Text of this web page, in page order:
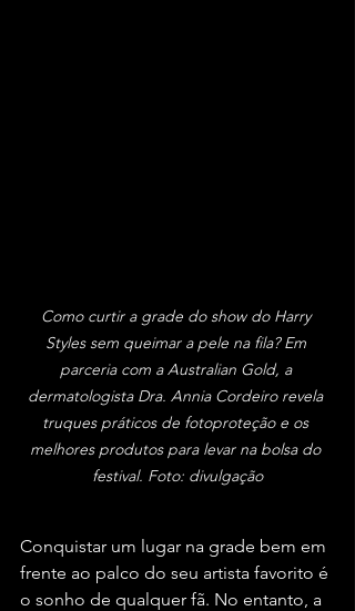
Como curtir a grade do show do Harry
Styles sem queimar a pele na fila? Em
parceria com a Australian Gold, a
dermatologista Dra. Annia Cordeiro revela
truques práticos de fotoproteção e os
melhores produtos para levar na bolsa do
festival. Foto: divulgação
Conquistar um lugar na grade bem em
frente ao palco do seu artista favorito é
o sonho de qualquer fã. No entanto, a